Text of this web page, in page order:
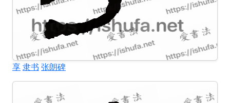
享隶书 张朗碑